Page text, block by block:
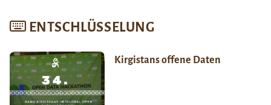
ENTSCHLÜSSELUNG
Kirgistans offene Daten